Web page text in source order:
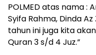
POLMED atas nama :
Syifa Rahma, Dinda
tahun ini juga kita
Quran 3 s/d 4 Juz.”